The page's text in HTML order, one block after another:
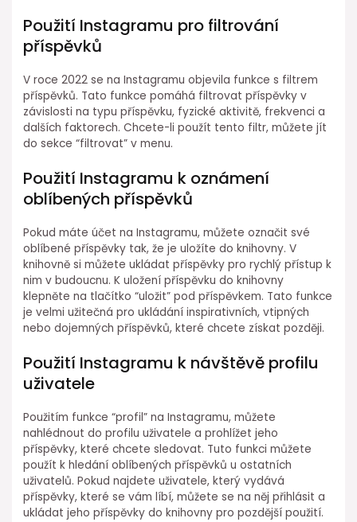
Použití Instagramu pro filtrování
příspěvků
V roce 2022 se na Instagramu objevila funkce s filtrem
příspěvků. Tato funkce pomáhá filtrovat příspěvky v
závislosti na typu příspěvku, fyzické aktivitě, frekvenci a
dalších faktorech. Chcete-li použít tento filtr, můžete jít
do sekce “filtrovat” v menu.
Použití Instagramu k oznámení
oblíbených příspěvků
Pokud máte účet na Instagramu, můžete označit své
oblíbené příspěvky tak, že je uložíte do knihovny. V
knihovně si můžete ukládat příspěvky pro rychlý přístup k
nim v budoucnu. K uložení příspěvku do knihovny
klepněte na tlačítko “uložit” pod příspěvkem. Tato funkce
je velmi užitečná pro ukládání inspirativních, vtipných
nebo dojemných příspěvků, které chcete získat později.
Použití Instagramu k návštěvě profilu
uživatele
Použitím funkce “profil” na Instagramu, můžete
nahlédnout do profilu uživatele a prohlížet jeho
příspěvky, které chcete sledovat. Tuto funkci můžete
použít k hledání oblíbených příspěvků u ostatních
uživatelů. Pokud najdete uživatele, který vydává
příspěvky, které se vám líbí, můžete se na něj přihlásit a
ukládat jeho příspěvky do knihovny pro pozdější použití.